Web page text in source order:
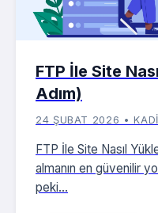
FTP İle Site
Adım)
24 ŞUBAT 2026 •
FTP İle Site Nasıl
almanın en güvenilir
peki...